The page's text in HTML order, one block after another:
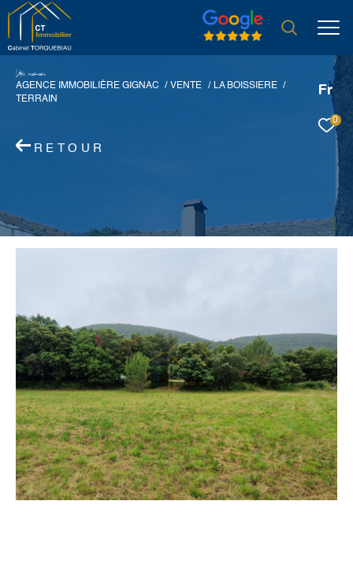
Fr
0
Vore recece
AGENCE IMMOBILIÈRE GIGNAC
VENTE
LA BOISSIERE
TERRAIN
RETOUR